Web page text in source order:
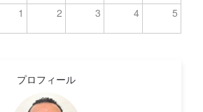
1 2 3 4 5
プロフィール